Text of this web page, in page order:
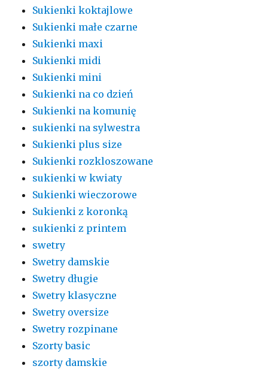
Sukienki koktajlowe
Sukienki małe czarne
Sukienki maxi
Sukienki midi
Sukienki mini
Sukienki na co dzień
Sukienki na komunię
sukienki na sylwestra
Sukienki plus size
Sukienki rozkloszowane
sukienki w kwiaty
Sukienki wieczorowe
Sukienki z koronką
sukienki z printem
swetry
Swetry damskie
Swetry długie
Swetry klasyczne
Swetry oversize
Swetry rozpinane
Szorty basic
szorty damskie